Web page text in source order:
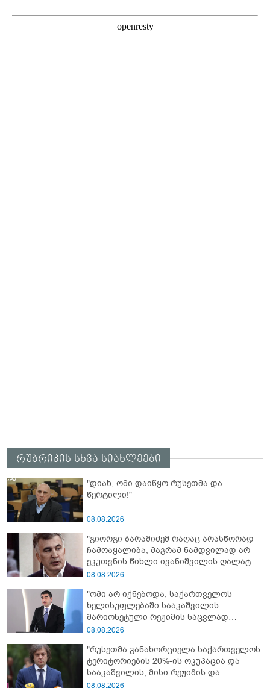
რუბრიკის სხვა სიახლეები
"დიახ, ომი დაიწყო რუსეთმა და
წერტილი!"
08.08.2026
"გიორგი ბარამიძემ რაღაც არასწორად
ჩამოაყალიბა, მაგრამ ნამდვილად არ
ეკუთვნის წიხლი ივანიშვილის ღალატზე
დაფუძნებული დიქტატურის
მსმენია ქართველების მიერ ტყვეების
დახვრეტაზე"
08.08.2026
"ომი არ იქნებოდა, საქართველოს
ხელისუფლებაში სააკაშვილის
მარიონეტული რეჟიმის ნაცვლად
„ქართული ოცნების“ მსგავსი
2008 წლის ომი თუ არ იქნებოდა, დიდი
ალბათობით, არც უკრაინის ომი
იქნებოდა"
08.08.2026
"რუსეთმა განახორციელა საქართველოს
ტერიტორიების 20%-ის ოკუპაცია და
სააკაშვილის, მისი რეჟიმის და
„ნაცმოძრაობის“ ღალატი ვერანაირად
08.08.2026